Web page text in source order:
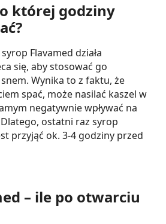
której godziny
Flavamed działa
się, aby stosować go
Wynika to z faktu, że
spać, może nasilać kaszel w
negatywnie wpływać na
ostatni raz syrop
przyjąć ok. 3-4 godziny przed
– ile po otwarciu